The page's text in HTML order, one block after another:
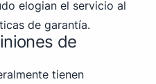
elogian el servicio al
de garantía.
de
tienen